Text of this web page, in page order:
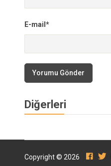
E-mail*
Yorumu Gönder
Diğerleri
Copyright © 2026